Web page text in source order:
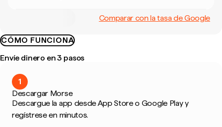
Comparar con la tasa de Google
CÓMO FUNCIONA
Envíe dinero en 3 pasos
1
Descargar Morse
Descargue la app desde App Store o Google Play y
regístrese en minutos.